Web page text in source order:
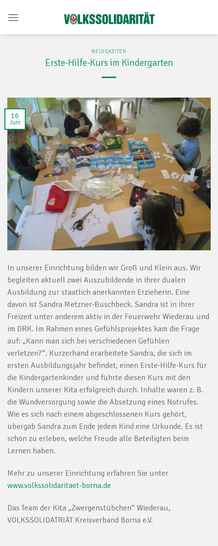
NEUIGKEITEN
Erste-Hilfe-Kurs im Kindergarten
16
Juni
In unserer Einrichtung bilden wir Groß und Klein aus. Wir
begleiten aktuell zwei Auszubildende in ihrer dualen
Ausbildung zur staatlich anerkannten Erzieherin. Eine
davon ist Sandra Metzner-Buschbeck. Sandra ist in ihrer
Freizeit unter anderem aktiv in der Feuerwehr Wiederau und
im DRK. Im Rahmen eines Gefühlsprojektes kam die Frage
auf: „Kann man sich bei verschiedenen Gefühlen
verletzen?“. Kurzerhand erarbeitete Sandra, die sich im
ersten Ausbildungsjahr befindet, einen Erste-Hilfe-Kurs für
die Kindergartenkinder und führte diesen Kurs mit den
Kindern unserer Kita erfolgreich durch. Inhalte waren z. B.
die Wundversorgung sowie die Absetzung eines Notrufes.
Wie es sich nach einem abgeschlossenen Kurs gehört,
übergab Sandra zum Ende jedem Kind eine Urkunde. Es ist
schön zu erleben, welche Freude alle Beteiligten beim
Lernen haben.
Mehr zu unserer Einrichtung erfahren Sie unter
www.volkssolidaritaet-borna.de
Das Team der Kita „Zwergenstübchen“ Wiederau,
VOLKSSOLIDATRIÄT Kreisverband Borna e.V.